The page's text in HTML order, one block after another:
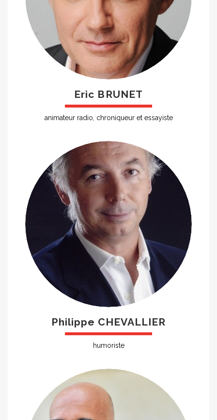
Eric BRUNET
animateur radio, chroniqueur et essayiste
Philippe CHEVALLIER
humoriste